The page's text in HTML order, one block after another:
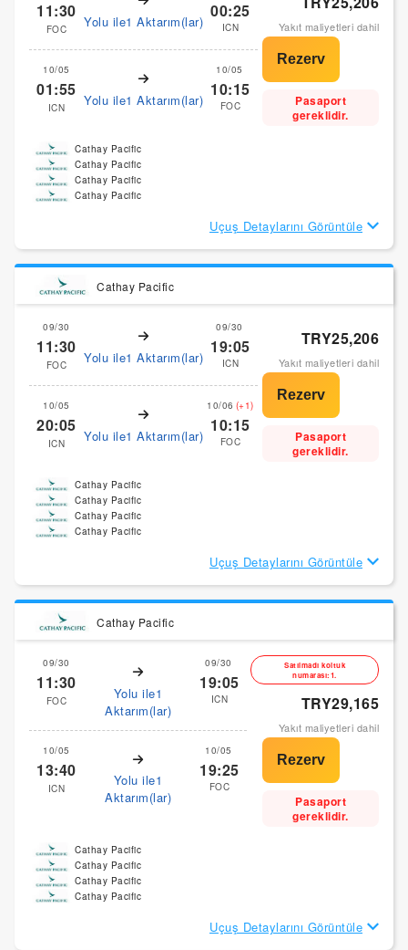
11:30
FOC Yolu ile1 Aktarım(lar) 00:25
ICN
10/05
01:55
ICN Yolu ile1 Aktarım(lar)
10/05
10:15
FOC
Yakıt maliyetleri dahil
Pasaport
gereklidir.
Cathay Pacific
Cathay Pacific
Cathay Pacific
Cathay Pacific
Uçuş Detaylarını Görüntüle
Cathay Pacific
09/30
11:30
FOC Yolu ile1 Aktarım(lar)
09/30
19:05
ICN
10/05
20:05
ICN Yolu ile1 Aktarım(lar)
10/06 (+1)
10:15
FOC
TRY25,206
Yakıt maliyetleri dahil
Pasaport
gereklidir.
Cathay Pacific
Cathay Pacific
Cathay Pacific
Cathay Pacific
Uçuş Detaylarını Görüntüle
Cathay Pacific
09/30
11:30
FOC
Yolu ile1
Aktarım(lar)
09/30
19:05
ICN
10/05
13:40
ICN
Yolu ile1
Aktarım(lar)
10/05
19:25
FOC
Satılmadı koltuk
numarası:1.
TRY29,165
Yakıt maliyetleri dahil
Pasaport
gereklidir.
Cathay Pacific
Cathay Pacific
Cathay Pacific
Cathay Pacific
Uçuş Detaylarını Görüntüle